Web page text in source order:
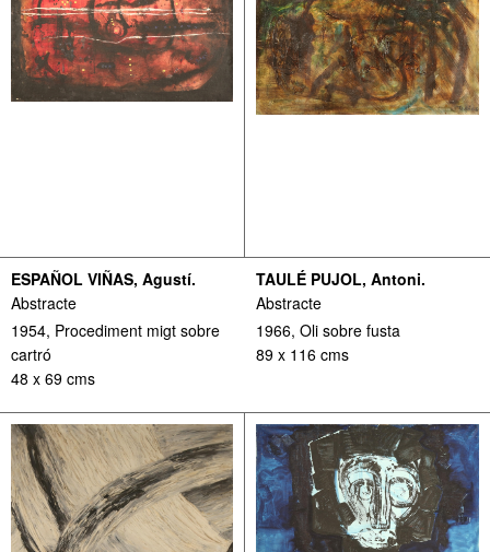
ESPAÑOL VIÑAS, Agustí.
Abstracte
1954, Procediment migt sobre
cartró
48 x 69 cms
TAULÉ PUJOL, Antoni.
Abstracte
1966, Oli sobre fusta
89 x 116 cms